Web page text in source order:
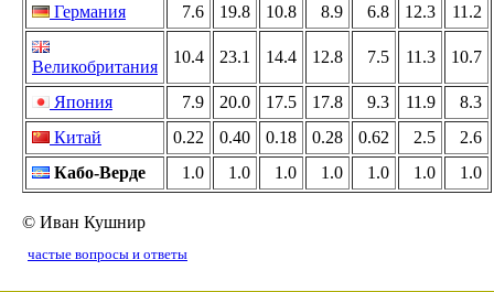
Германия
7.6 19.8 10.8 8.9 6.8 12.3 11.2
Великобритания
10.4 23.1 14.4 12.8 7.5 11.3 10.7
Япония 7.9 20.0 17.5 17.8 9.3 11.9
8.3
Китай
0.22 0.40 0.18 0.28 0.62 2.5
2.6
Кабо-Верде
1.0 1.0 1.0 1.0 1.0 1.0 1.0
© Иван Кушнир
частые вопросы и ответы